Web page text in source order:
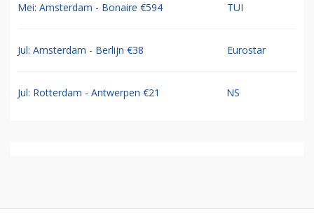
Mei: Amsterdam - Bonaire €594 TUI
Jul: Amsterdam - Berlijn €38 Eurostar
Jul: Rotterdam - Antwerpen €21 NS